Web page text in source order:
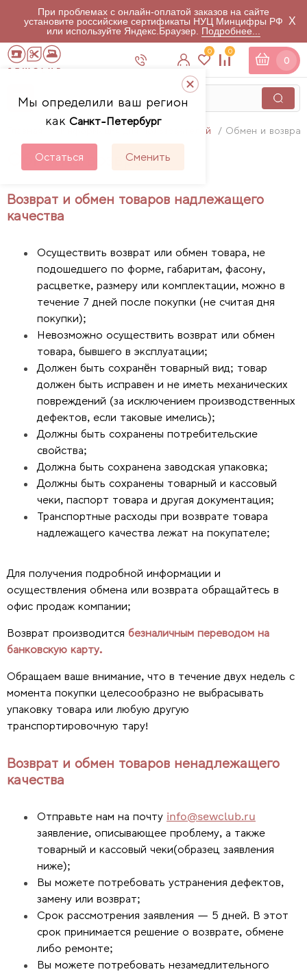
При проблемах с онлайн-оплатой заказов на сайте
установите российские сертификаты НУЦ Минцифры РФ
или используйте Яндекс.Браузер. Подробнее...
X
Мы определили ваш регион
как Санкт-Петербург
Остаться Сменить
0 0
0
Информация для пользователей Обмен и возврат
Обмен и возврат
Возврат и обмен товаров надлежащего
качества
Осуществить возврат или обмен товара, не
подошедшего по форме, габаритам, фасону,
расцветке, размеру или комплектации, можно в
течение 7 дней после покупки (не считая дня
покупки);
Невозможно осуществить возврат или обмен
товара, бывшего в эксплуатации;
Должен быть сохранён товарный вид; товар
должен быть исправен и не иметь механических
повреждений (за исключением производственных
дефектов, если таковые имелись);
Должны быть сохранены потребительские
свойства;
Должна быть сохранена заводская упаковка;
Должны быть сохранены товарный и кассовый
чеки, паспорт товара и другая документация;
Транспортные расходы при возврате товара
надлежащего качества лежат на покупателе;
Для получения подробной информации и
осуществления обмена или возврата обращайтесь в
офис продаж компании;
Возврат производится безналичным переводом на
банковскую карту.
Обращаем ваше внимание, что в течение двух недель с
момента покупки целесообразно не выбрасывать
упаковку товара или любую другую
транспортировочную тару!
Возврат и обмен товаров ненадлежащего
качества
Отправьте нам на почту info@sewclub.ru
заявление, описывающее проблему, а также
товарный и кассовый чеки(образец заявления
ниже);
Вы можете потребовать устранения дефектов,
замену или возврат;
Срок рассмотрения заявления — 5 дней. В этот
срок принимается решение о возврате, обмене
либо ремонте;
Вы можете потребовать незамедлительного